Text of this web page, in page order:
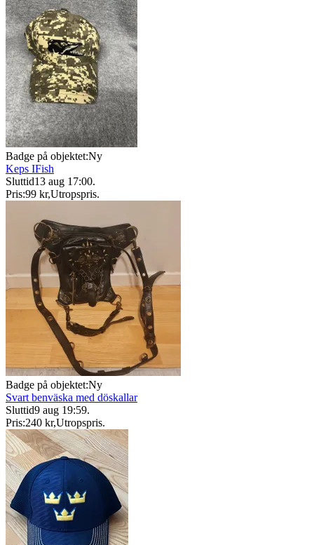
Badge på objektet:Ny
Keps IFish
Sluttid13 aug 17:00.
Pris:99 kr,Utropspris.
Badge på objektet:Ny
Svart benväska med döskallar
Sluttid9 aug 19:59.
Pris:240 kr,Utropspris.